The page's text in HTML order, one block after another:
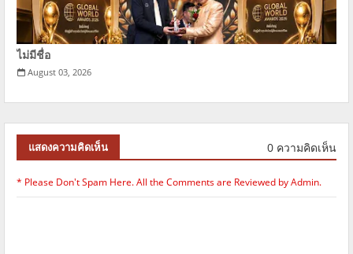
ไม่มีชื่อ
August 03, 2026
แสดงความคิดเห็น 0 ความคิดเห็น
* Please Don't Spam Here. All the Comments are Reviewed by Admin.